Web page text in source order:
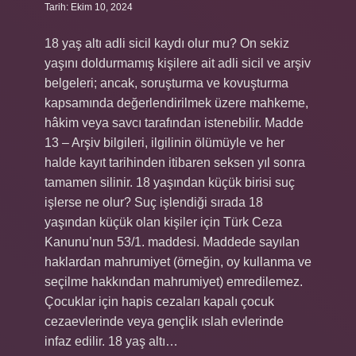
Tarih: Ekim 10, 2024
18 yaş altı adli sicil kaydı olur mu? On sekiz
yaşını doldurmamış kişilere ait adli sicil ve arşiv
belgeleri; ancak, soruşturma ve kovuşturma
kapsamında değerlendirilmek üzere mahkeme,
hâkim veya savcı tarafından istenebilir. Madde
13 – Arşiv bilgileri, ilgilinin ölümüyle ve her
halde kayıt tarihinden itibaren seksen yıl sonra
tamamen silinir. 18 yaşından küçük birisi suç
işlerse ne olur? Suç işlendiği sırada 18
yaşından küçük olan kişiler için Türk Ceza
Kanunu’nun 53/1. maddesi. Maddede sayılan
haklardan mahrumiyet (örneğin, oy kullanma ve
seçilme hakkından mahrumiyet) emredilemez.
Çocuklar için hapis cezaları kapalı çocuk
cezaevlerinde veya gençlik ıslah evlerinde
infaz edilir. 18 yaş altı…